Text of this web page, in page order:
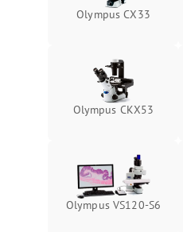
Olympus СX33
Olympus CKX53
Olympus VS120-S6